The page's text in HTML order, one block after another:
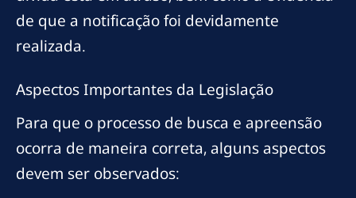
de que a notificação foi devidamente
realizada.
Aspectos Importantes da Legislação
Para que o processo de busca e apreensão
ocorra de maneira correta, alguns aspectos
devem ser observados: